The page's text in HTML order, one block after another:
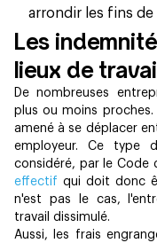
arrondir les fins de
Les
lieux de
De nombreuses
plus ou moins
amené à se déplacer
employeur. Ce type
considéré, par le Code
effectif qui doit donc
n'est pas le cas,
travail dissimulé.
Aussi, les frais